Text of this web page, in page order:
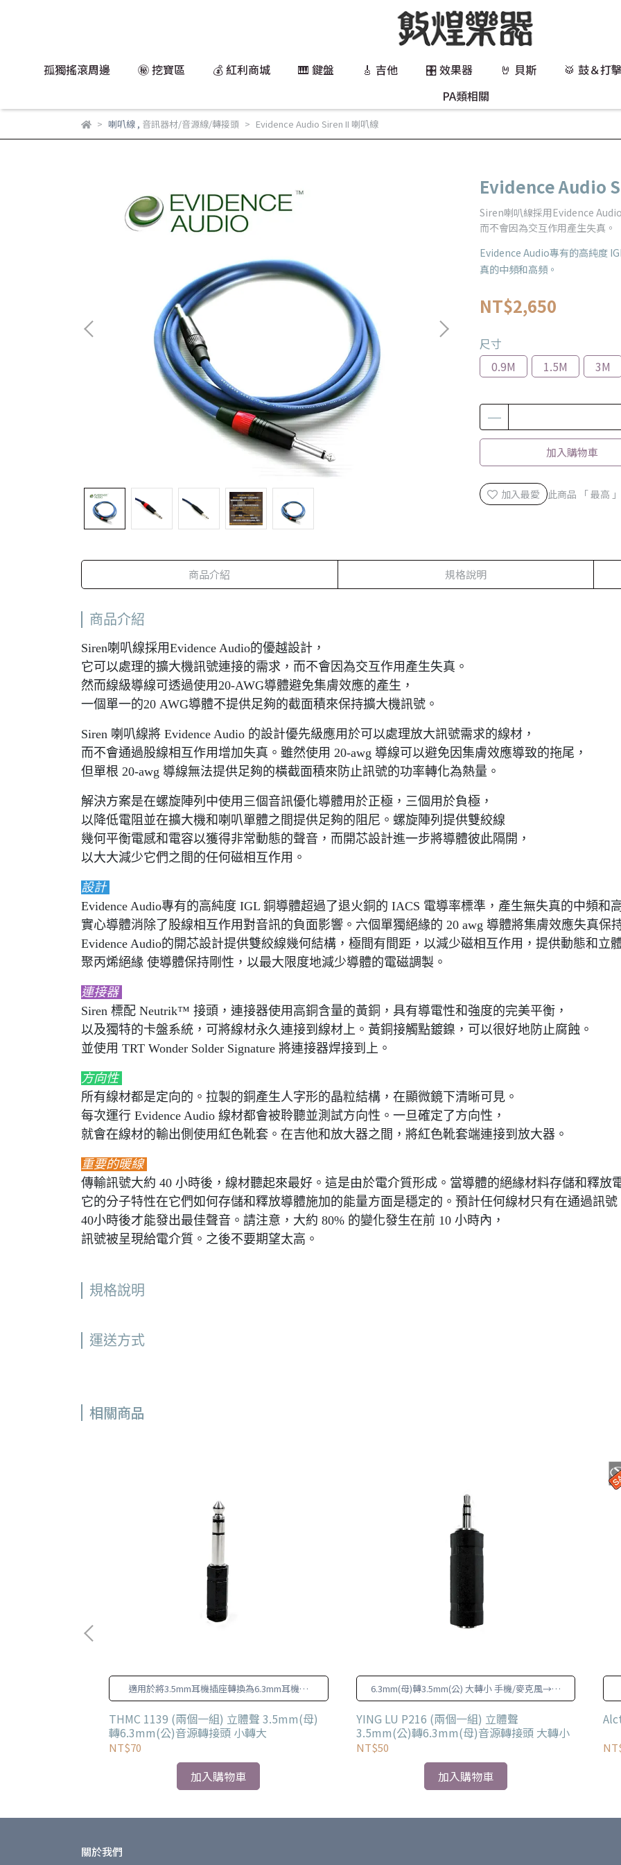
孤獨搖滾周邊 ㊙️ 挖寶區 💰 紅利商城 🎹 鍵盤 🎸 吉他 🎛️ 效果器 🤘 貝斯 🥁 鼓＆打
PA類相關
喇叭線, 音訊器材/音源線/轉接頭 Evidence Audio Siren II 喇叭線
Evidence Audio
Siren喇叭線採用Evidence
而不會因為交互作用產生失真。
Evidence Audio專有的高純度
真的中頻和高頻。
NT$2,650
尺寸
0.9M
1.5M 3M
加入購物車
加入最愛 此商品 「 最高
商品介紹 規格說明
商品介紹
Siren喇叭線採用Evidence Audio的優越設計，
它可以處理的擴大機訊號連接的需求，而不會因為交互作用產生失真。
然而線級導線可透過使用20-AWG導體避免集膚效應的產生，
一個單一的20 AWG導體不提供足夠的截面積來保持擴大機訊號。
Siren 喇叭線將 Evidence Audio 的設計優先級應用於可以處理放大訊號需求的線材，
而不會通過股線相互作用增加失真。雖然使用 20-awg 導線可以避免因集膚效應導致的拖尾，
但單根 20-awg 導線無法提供足夠的橫截面積來防止訊號的功率轉化為熱量。
解決方案是在螺旋陣列中使用三個音訊優化導體用於正極，三個用於負極，
以降低電阻並在擴大機和喇叭單體之間提供足夠的阻尼。螺旋陣列提供雙絞線
幾何平衡電感和電容以獲得非常動態的聲音，而開芯設計進一步將導體彼此隔開，
以大大減少它們之間的任何磁相互作用。
設計
Evidence Audio專有的高純度 IGL 銅導體超過了退火銅的 IACS 電導率標準，產生無失真的中頻和
實心導體消除了股線相互作用對音訊的負面影響。六個單獨絕緣的 20 awg 導體將集膚效應失真保
Evidence Audio的開芯設計提供雙絞線幾何結構，極間有間距，以減少磁相互作用，提供動態和立
聚丙烯絕緣 使導體保持剛性，以最大限度地減少導體的電磁調製。
連接器
Siren 標配 Neutrik™ 接頭，連接器使用高銅含量的黃銅，具有導電性和強度的完美平衡，
以及獨特的卡盤系統，可將線材永久連接到線材上。黃銅接觸點鍍鎳，可以很好地防止腐蝕。
並使用 TRT Wonder Solder Signature 將連接器焊接到上。
方向性
所有線材都是定向的。拉製的銅產生人字形的晶粒結構，在顯微鏡下清晰可見。
每次運行 Evidence Audio 線材都會被聆聽並測試方向性。一旦確定了方向性，
就會在線材的輸出側使用紅色靴套。在吉他和放大器之間，將紅色靴套端連接到放大器。
重要的暖線
傳輸訊號大約 40 小時後，線材聽起來最好。這是由於電介質形成。當導體的絕緣材料存儲和釋放
它的分子特性在它們如何存儲和釋放導體施加的能量方面是穩定的。預計任何線材只有在通過訊號
40小時後才能發出最佳聲音。請注意，大約 80% 的變化發生在前 10 小時內，
訊號被呈現給電介質。之後不要期望太高。
規格說明
運送方式
相關商品
適用於將3.5mm耳機插座轉換為6.3mm耳機插
座，適用於混音器、擴大機、效果器、電子琴、
電子鼓。
THMC 1139 (兩個一組) 立體聲 3.5mm(母)
轉6.3mm(公)音源轉接頭 小轉大
NT$70
加入購物車
6.3mm(母)轉3.5mm(公) 大轉小 手機/麥克風→擴
大機/音響(6.3mm母座)
YING LU P216 (兩個一組) 立體聲
3.5mm(公)轉6.3mm(母)音源轉接頭 大轉小
NT$50
加入購物車
關於我們